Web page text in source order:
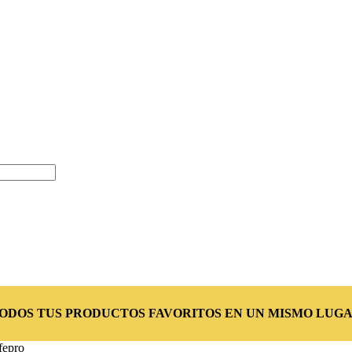
TUS PRODUCTOS FAVORITOS EN UN MISMO